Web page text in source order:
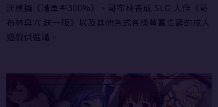
漢模擬《滿車率300%》、哥布林養成 SLG 大作《哥
布林巢穴 統一版》以及其他各式各樣豐富性癖的成人
遊戲供選購。